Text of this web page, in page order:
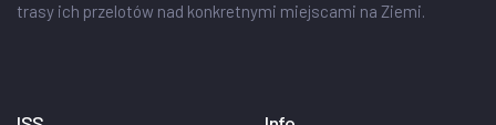
trasy ich przelotów nad konkretnymi miejscami na Ziemi.